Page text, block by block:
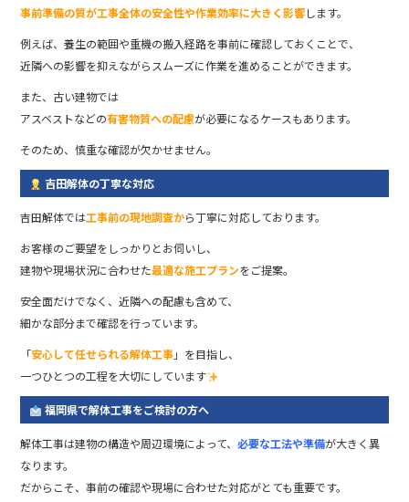
事前準備の質が工事全体の安全性や作業効率に大きく影響します。
例えば、養生の範囲や重機の搬入経路を事前に確認しておくことで、
近隣への影響を抑えながらスムーズに作業を進めることができます。
また、古い建物では
アスベストなどの有害物質への配慮が必要になるケースもあります。
そのため、慎重な確認が欠かせません。
吉田解体の丁寧な対応
吉田解体では工事前の現地調査から丁寧に対応しております。
お客様のご要望をしっかりとお伺いし、
建物や現場状況に合わせた最適な施工プランをご提案。
安全面だけでなく、近隣への配慮も含めて、
細かな部分まで確認を行っています。
「安心して任せられる解体工事」を目指し、
一つひとつの工程を大切にしています
福岡県で解体工事をご検討の方へ
解体工事は建物の構造や周辺環境によって、必要な工法や準備が大きく異
なります。
だからこそ、事前の確認や現場に合わせた対応がとても重要です。